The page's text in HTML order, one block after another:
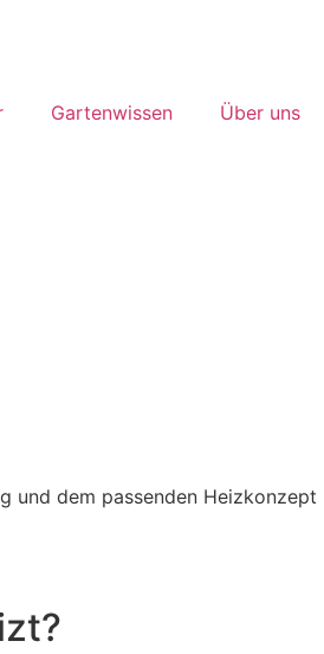
Gartenwissen Über uns
und dem passenden Heizkonzept